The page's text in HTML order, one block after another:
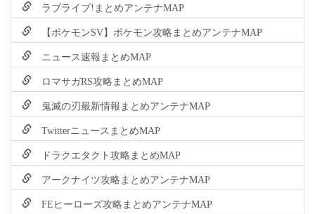
ラブライブ!まとめアンテナMAP
【ポケモンSV】ポケモン攻略まとめアンテナMAP
ニュース速報まとめMAP
ロマサガRS攻略まとめMAP
鬼滅の刃最新情報まとめアンテナMAP
TwitterニュースまとめMAP
ドラクエタクト攻略まとめMAP
アークナイツ攻略まとめアンテナMAP
FEヒーローズ攻略まとめアンテナMAP